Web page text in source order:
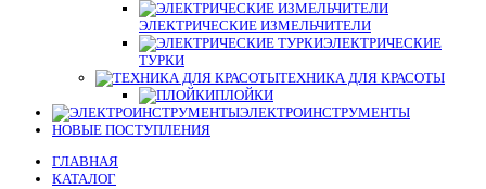
ЭЛЕКТРИЧЕСКИЕ ИЗМЕЛЬЧИТЕЛИ
ЭЛЕКТРИЧЕСКИЕ
ТУРКИ
ТЕХНИКА ДЛЯ КРАСОТЫ
ПЛОЙКИ
ЭЛЕКТРОИНСТРУМЕНТЫ
НОВЫЕ ПОСТУПЛЕНИЯ
ГЛАВНАЯ
КАТАЛОГ